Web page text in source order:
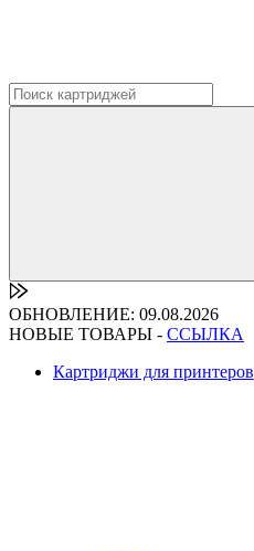
ОБНОВЛЕНИЕ: 09.08.2026
НОВЫЕ ТОВАРЫ - ССЫЛКА
Картриджи для принтеров